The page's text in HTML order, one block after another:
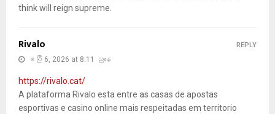
think will reign supreme.
Rivalo
ဧပြီ 6, 2026 at 8:11 ညနေ
https://rivalo.cat/
A plataforma Rivalo esta entre as casas de apostas
esportivas e casino online mais respeitadas em territorio
REPLY